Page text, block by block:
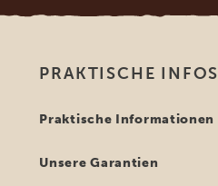
PRAKTISCHE INFOS
Praktische Informationen
Unsere Garantien